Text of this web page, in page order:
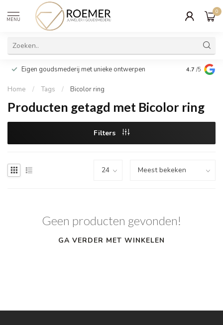
MENU
0
Eigen goudsmederij met unieke ontwerpen Wij
cadeau
4.7 /5
Home / Tags / Bicolor ring
Producten getagd met Bicolor ring
Filters
Geen producten gevonden!
GA VERDER MET WINKELEN